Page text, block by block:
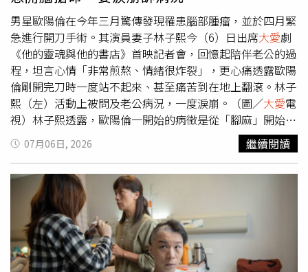
捨，但也要坦然面對，生命中總有著許多的課題，唯有珍惜
當下。此外，近來都以霸氣團為主，即將在八月推出睽違多
時的新專輯，目前全力籌備中，專輯以回歸初心為主題，新
歌滿滿的當年創團的感熱血，團員們都很期待新專輯，希望
能讓粉絲驚艷。張家瑋在現場也展現出藝術才華，事前還特
別構思了主題意涵的作品，張家瑋說：「每一個孩子都應該
在安全、充滿笑聲的環境中長大。希望我的這幅畫能帶給他
們勇氣，面對未來的復原之路不再害怕。」張家瑋創作以
「為什麼」為名，以問號作為畫作的主題，表示這次的創作
理念，人從出生到死亡，都會遇到很多沒有標準答案的問
題，「我小時候曾經歷過家庭暴力，在學校也曾遭遇霸凌，
所以我知道，孩子心裡會一直反覆問『為什麼是我』，而長
大後我才發現，人生不同階段，依然可能遇到挫折、否定或
傷害。我也慢慢明白，過去會影響我們，卻不一定會定義我
們。」升格當媽媽不久的 Lolita（羅莉塔）現場互動時更是
母愛大爆發。看著現場的孩子，Lolita 受訪時忍不住眼眶泛
紅，直言有了自己的孩子後，更無法看見任何一個小朋友受
男星歐陽倫在今年三月驚傳發現罹患腦部腫瘤，並於四月緊
急進行開刀手術。其演員妻子林子熙今（6）日出席大愛劇
《他的靈魂與他的書店》首映記者會，回憶起陪伴老公的過
程，坦言心情「非常煎熬、情緒很炸裂」，更心痛透露歐陽
倫剛開完刀時一度站不起來、甚至痛苦到在地上翻滾。林子
熙（左）活動上被問及老公病況，一度淚崩。（圖／大愛電
視）林子熙透露，歐陽倫一開始的病徵是從「腳麻」開始，
在排練舞台劇跳舞時，他發現自己總是比別人慢一秒，左腳
也持續發麻卻不會痛。起初以為是椎間盤突出而求診脊椎
建議下，暫時沒有做椎間盤突出的處理，反而在過年前的核
磁共振檢查，發現右腦運動神經區壓了一顆5公分大的腫
瘤，當下便被醫生強烈建議要立刻開刀。在林子熙拍攝新戲
期間，歐陽倫於四月正式動手術。林子熙表示，老公術後出
現了嚴重的「譫妄」現象，情緒極度激動抗拒治療，說自己
快死了，一度情緒失控想要拔針、踹床，只好綁著他的雙
07月06日, 2026 繼續閱讀